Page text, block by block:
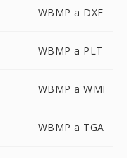
WBMP a DXF
WBMP a PLT
WBMP a WMF
WBMP a TGA